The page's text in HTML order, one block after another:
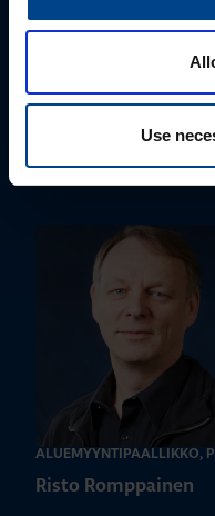
Use
Susanna Ahokas
+358 40 687 7998
ALUEMYYNTIPÄÄLLIKKÖ,
Risto Romppainen